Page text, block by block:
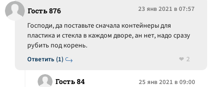
Гость 876 23 янв 2021 в 07:57
Ответить (1)
Господи, да поставьте сначала контейнеры для
пластика и стекла в каждом дворе, ан нет, надо сразу
рубить под корень.
2
Гость 84 25 янв 2021 в 09:00